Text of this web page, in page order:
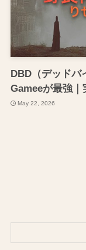
DBD（デッドバ
Gameeが最強
May 22, 2026